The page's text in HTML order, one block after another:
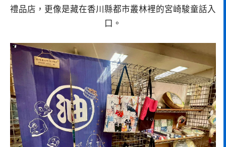
禮品店，更像是藏在香川縣都市叢林裡的宮崎駿童話入
口。